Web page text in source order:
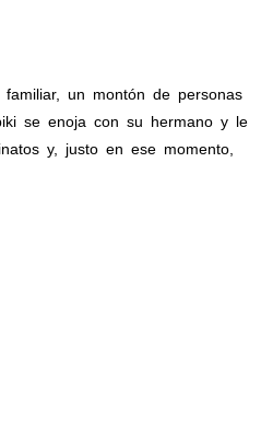
un montón de personas
se enoja con su hermano y le
y, justo en ese momento,